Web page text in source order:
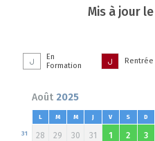
Mis à jour le
En
Formation
Rentrée
Août 2025
L M M J V S D
28
31 29 30 31 1 2 3